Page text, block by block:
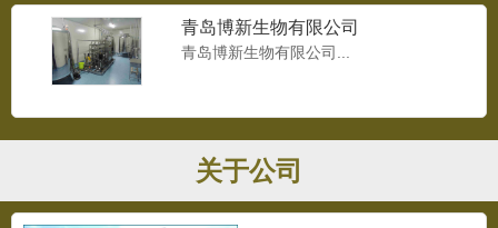
青岛博新生物有限公司
青岛博新生物有限公司...
关于公司